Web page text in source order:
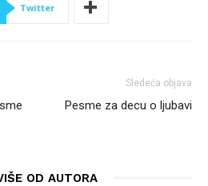
Twitter
Sledeća objava
Pesme za decu o ljubavi
OD AUTORA